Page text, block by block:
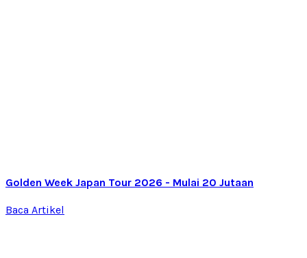
Golden Week Japan Tour 2026 - Mulai 20 Jutaan
Baca Artikel